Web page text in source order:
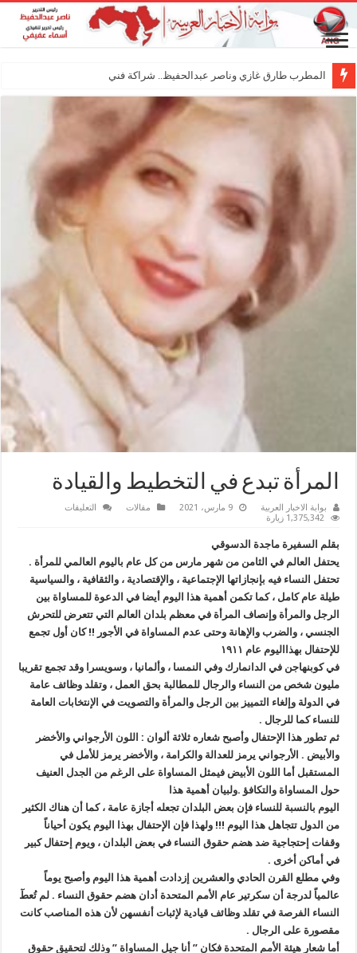
المطرب طارق غازي وناصر عبدالحفيظ.. شراكة فنية ترسم ملام
المرأة تبدع في التخطيط والقيادة
بوابة الاخبار العربية 9 مارس، 2021 مقالات التعليقات
والقيادة
مغلقة
1,375,342 زيارة
بقلم السفيرة ماجدة الدسوقي
يحتفل العالم في الثامن من شهر مارس من كل عام باليوم العالمي للمرأة .
تحتفل النساء فيه بإنجازاتها الإجتماعية ، والإقتصادية ، والثقافية ، والسياسية
طيلة عام كامل ، كما تكمن أهمية هذا اليوم أيضا في الدعوة للمساواة بين
الرجل والمرأة وإنصاف المرأة في معظم بلدان العالم التي تتعرض للتحرش
الجنسي ، والضرب والإهانة وحتى عدم المساواة في الأجور !! كان أول تجمع
للإحتفال بهذااليوم عام ١٩١١
في كوبنهاجن في الدانمارك وفي النمسا ، وألمانيا ، وسويسرا وقد تجمع تقريبا
مليون شخص من النساء والرجال للمطالبة بحق العمل ، وتقلد وظائف عامة
في الدولة وإلغاء التمييز بين الرجل والمرأة والتصويت في الإنتخابات العامة
للنساء كما للرجال .
ثم تطور هذا الإحتفال وأصبح شعاره ثلاثة ألوان : اللون الأرجواني والأخضر
والأبيض . الأرجواني يرمز للعدالة والكرامة ، والأخضر يرمز للأمل في
المستقبل أما اللون الأبيض فيمثل المساواة على الرغم من الجدل العنيف
حول المساواة والتكافؤ .ولبيان أهمية هذا
اليوم بالنسبة للنساء فإن بعض البلدان تجعله أجازة عامة ، كما أن هناك الكثير
من الدول تتجاهل هذا اليوم !!! ولهذا فإن الإحتفال بهذا اليوم يكون أحياناً
وقفات إحتجاجية ضدهضم حقوق النساء في بعض البلدان ، ويوم إحتفال كبير
في أماكن أخرى .
وفي مطلع القرن الحادي والعشرين إزدادت أهمية هذا اليوم وأصبح يوماً
عالمياً لدرجة أن سكرتير عام الأمم المتحدة أدان هضم حقوق النساء . لم تُعطٓ
النساء الفرصة في تقلد وظائف قيادية لإثبات أنفسهن لأن هذه المناصب كانت
مقصورة على الرجال .
أما شعار هيئة الأمم المتحدة فكان ” أنا جيل المساواة ” وذلك لتحقيق حقوق